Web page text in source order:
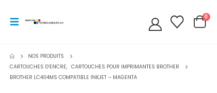
0
NOS PRODUITS
CARTOUCHES D’ENCRE, CARTOUCHES POUR IMPRIMANTES BROTHER
BROTHER LC404MS COMPATIBLE INKJET – MAGENTA